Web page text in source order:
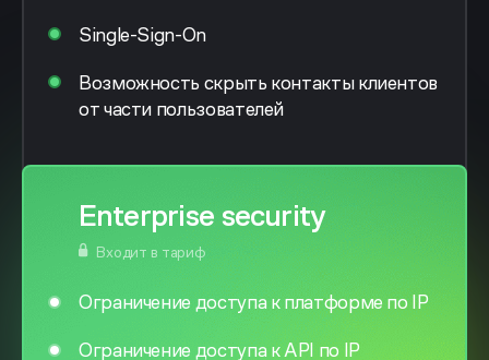
Single-Sign-On
Возможность скрыть контакты клиентов
от части пользователей
Enterprise security
Входит в тариф
Ограничение доступа к платформе по IP
Ограничение доступа к API по IP